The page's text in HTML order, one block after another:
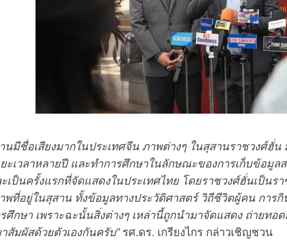
นมีชื่อเสียงมากในประเทศจีน ภาพต่างๆ ในสุสานราชวงศ์ฮั่น
ยะเวลาหลายปี และทำการศึกษาในลักษณะของการเก็บข้อมู
เป็นครั้งแรกที่จัดแสดงในประเทศไทย โดยราชวงศ์ฮั่นเป็น
ที่อยู่ในสุสาน ทั้งข้อมูลทางประวัติศาสตร์ วิถีชีวิตผู้คน การ
รศึกษา เพราะฉะนั้นสิ่งต่างๆ เหล่านี้ถูกนำมาจัดแสดง ถ่ายท
สัมผัสด้วยตัวเองกันครับ”รศ.ดร. เกรียงไกร กล่าวเชิญชวน